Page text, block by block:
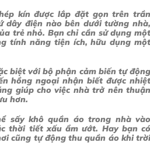
kín được lắp đặt gọn trên trần
dây điện nào bên dưới tường nhà,
trẻ nhỏ. Bạn chỉ cần sử dụng một
tính năng tiện ích, hữu dụng một
biệt với bộ phận cảm biến tự động
hồng ngoại nhận biết được nhiệt
giúp cho việc nhà trở nên thuận
hơn.
sấy khô quần áo trong nhà vào
thời tiết xấu ẩm ướt. Hay bạn có
cũng tự động thu quần áo khi trời